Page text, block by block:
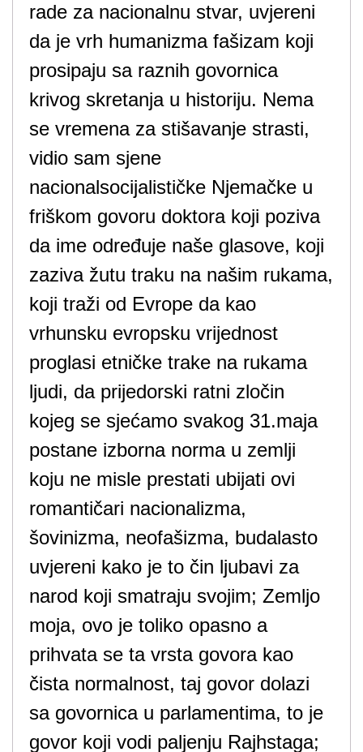
rade za nacionalnu stvar, uvjereni
da je vrh humanizma fašizam koji
prosipaju sa raznih govornica
krivog skretanja u historiju. Nema
se vremena za stišavanje strasti,
vidio sam sjene
nacionalsocijalističke Njemačke u
friškom govoru doktora koji poziva
da ime određuje naše glasove, koji
zaziva žutu traku na našim rukama,
koji traži od Evrope da kao
vrhunsku evropsku vrijednost
proglasi etničke trake na rukama
ljudi, da prijedorski ratni zločin
kojeg se sjećamo svakog 31.maja
postane izborna norma u zemlji
koju ne misle prestati ubijati ovi
romantičari nacionalizma,
šovinizma, neofašizma, budalasto
uvjereni kako je to čin ljubavi za
narod koji smatraju svojim; Zemljo
moja, ovo je toliko opasno a
prihvata se ta vrsta govora kao
čista normalnost, taj govor dolazi
sa govornica u parlamentima, to je
govor koji vodi paljenju Rajhstaga;